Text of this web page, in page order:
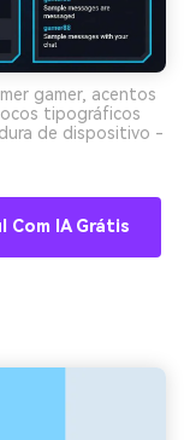
gamer, acentos
tipográficos
de dispositivo -
Com IA Grátis